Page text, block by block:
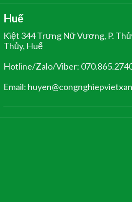
Huế
Kiệt 344 Trưng Nữ Vương, P.
Thủy, Huế
Hotline/Zalo/Viber:
Email: